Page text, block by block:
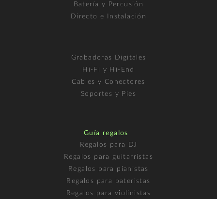
Batería y Percusión
Directo e Instalación
Grabadoras Digitales
Hi-Fi y Hi-End
Cables y Conectores
Soportes y Pies
Guía regalos
Regalos para DJ
Regalos para guitarristas
Regalos para pianistas
Regalos para bateristas
Regalos para violinistas